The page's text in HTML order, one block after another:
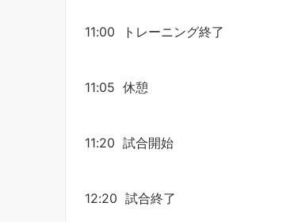
11:00 トレーニング終了
11:05 休憩
11:20 試合開始
12:20 試合終了